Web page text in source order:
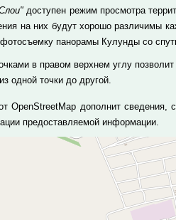
доступен режим просмотра
на них будут хорошо различимы
панорамы Кулунды со
в правом верхнем углу
одной точки до другой.
OpenStreetMap дополнит
предоставляемой информации.